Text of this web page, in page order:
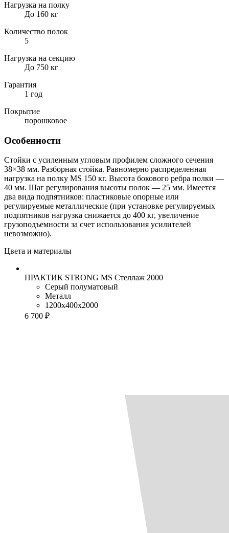
Нагрузка на полку
До 160 кг
Количество полок
5
Нагрузка на секцию
До 750 кг
Гарантия
1 год
Покрытие
порошковое
Особенности
Стойки с усиленным угловым профилем сложного сечения
38×38 мм. Разборная стойка. Равномерно распределенная
нагрузка на полку MS 150 кг. Высота бокового ребра полки —
40 мм. Шаг регулирования высоты полок — 25 мм. Имеется
два вида подпятников: пластиковые опорные или
регулируемые металлические (при установке регулируемых
подпятников нагрузка снижается до 400 кг, увеличение
грузоподъемности за счет использования усилителей
невозможно).
Цвета и материалы
ПРАКТИК STRONG MS Стеллаж 2000
Серый полуматовый
Металл
1200x400x2000
6 700 ₽